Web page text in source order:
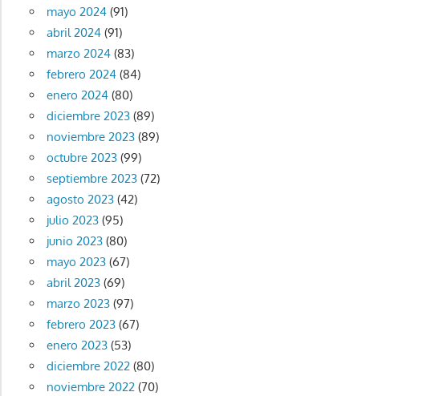
mayo 2024(91)
abril 2024(91)
marzo 2024(83)
febrero 2024(84)
enero 2024(80)
diciembre 2023(89)
noviembre 2023(89)
octubre 2023(99)
septiembre 2023(72)
agosto 2023(42)
julio 2023(95)
junio 2023(80)
mayo 2023(67)
abril 2023(69)
marzo 2023(97)
febrero 2023(67)
enero 2023(53)
diciembre 2022(80)
noviembre 2022(70)